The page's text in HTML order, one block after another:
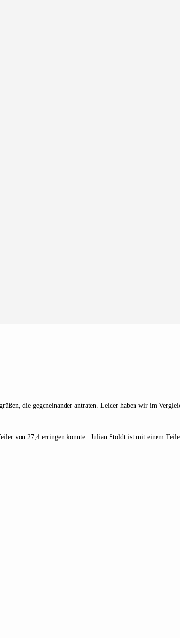
die gegeneinander antraten. Leider haben wir im
von 27,4 erringen konnte. Julian Stoldt ist mit einem